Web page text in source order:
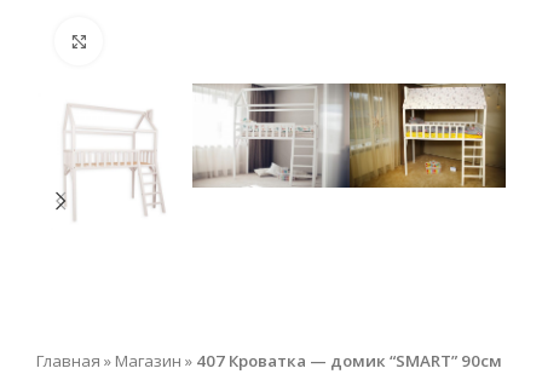
Главная » Магазин » 407 Кроватка — домик “SMART” 90см